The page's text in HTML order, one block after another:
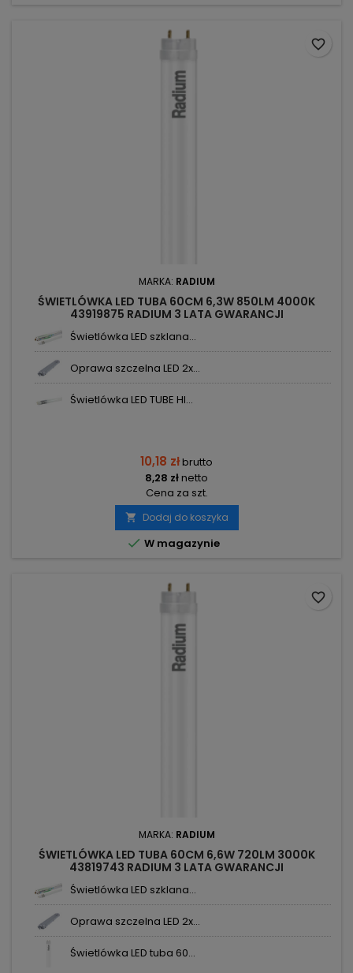
MARKA: RADIUM
ŚWIETLÓWKA LED TUBA 60CM 6,3W 850LM 4000K
43919875 RADIUM 3 LATA GWARANCJI
Świetlówka LED szklana...
Oprawa szczelna LED 2x...
Świetlówka LED TUBE HI...
10,18 złbrutto
8,28 złnetto
Cena za szt.
 Dodaj do koszyka
 W magazynie
favorite_border
MARKA: RADIUM
ŚWIETLÓWKA LED TUBA 60CM 6,6W 720LM 3000K
43819743 RADIUM 3 LATA GWARANCJI
Świetlówka LED szklana...
Oprawa szczelna LED 2x...
Świetlówka LED tuba 60...
favorite_border